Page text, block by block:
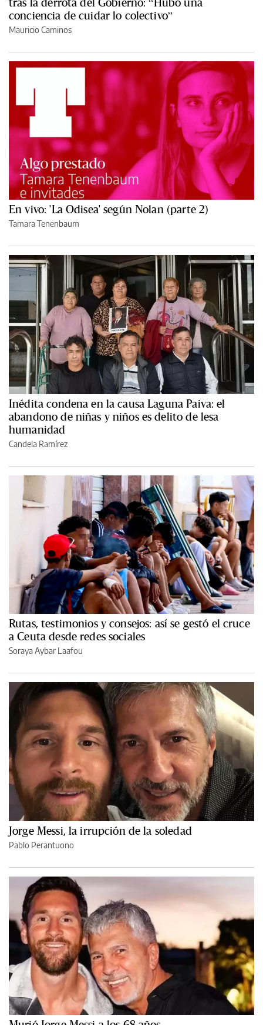
conciencia de cuidar lo colectivo”
Mauricio Caminos
En vivo: 'La Odisea' según Nolan (parte 2)
Tamara Tenenbaum
Inédita condena en la causa Laguna Paiva: el
abandono de niñas y niños es delito de lesa
humanidad
Candela Ramírez
Rutas, testimonios y consejos: así se gestó el cruce
a Ceuta desde redes sociales
Soraya Aybar Laafou
Jorge Messi, la irrupción de la soledad
Pablo Perantuono